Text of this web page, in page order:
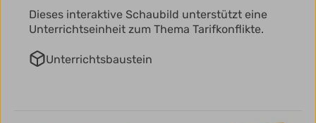
Dieses interaktive Schaubild unterstützt eine
Unterrichtseinheit zum Thema Tarifkonflikte.
Unterrichtsbaustein